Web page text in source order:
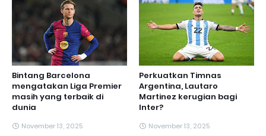
Bintang Barcelona
mengatakan Liga Premier
masih yang terbaik di
dunia
November 13, 2025
Perkuatkan Timnas
Argentina, Lautaro
Martinez kerugian bagi
Inter?
November 13, 2025